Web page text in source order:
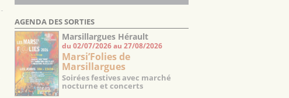
AGENDA DES SORTIES
Marsillargues Hérault
du 02/07/2026 au 27/08/2026
Marsi’Folies de
Marsillargues
Soirées festives avec marché
nocturne et concerts